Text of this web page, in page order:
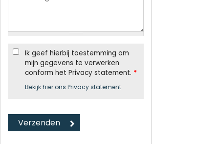
Ik geef hierbij toestemming om
mijn gegevens te verwerken
conform het Privacy statement. *
Bekijk hier ons Privacy statement